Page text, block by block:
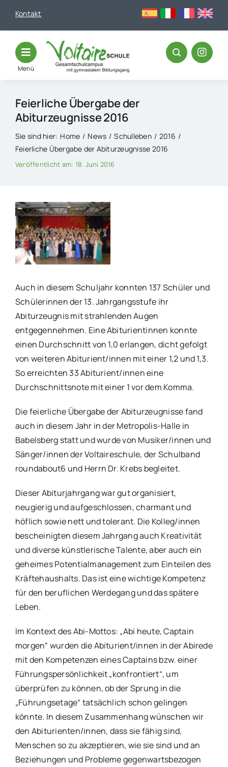
Kontakt
Menü
Feierliche Übergabe der
Abiturzeugnisse 2016
Sie sind hier: Home News Schulleben
2016
Feierliche Übergabe der Abiturzeugnisse 2016
Veröffentlicht am: 18. Juni 2016
Auch in diesem Schuljahr konnten 137 Schüler und
Schülerinnen der 13. Jahrgangsstufe ihr
Abiturzeugnis mit strahlenden Augen
entgegennehmen. Eine Abiturientinnen konnte
einen Durchschnitt von 1,0 erlangen, dicht gefolgt
von weiteren Abiturient/innen mit einer 1,2 und 1,3.
So erreichten 33 Abiturient/innen eine
Durchschnittsnote mit einer 1 vor dem Komma.
Die feierliche Übergabe der Abiturzeugnisse fand
auch in diesem Jahr in der Metropolis-Halle in
Babelsberg statt und wurde von Musiker/innen und
Sänger/innen der Voltaireschule, der Schulband
roundabout6 und Herrn Dr. Krebs begleitet.
Dieser Abiturjahrgang war gut organisiert,
neugierig und aufgeschlossen, charmant und
höflich sowie nett und tolerant. Die Kolleg/innen
bescheinigten diesem Jahrgang auch Kreativität
und diverse künstlerische Talente, aber auch ein
geheimes Potentialmanagement zum Einteilen des
Kräftehaushalts. Das ist eine wichtige Kompetenz
für den beruflichen Werdegang und das spätere
Leben.
Im Kontext des Abi-Mottos: „Abi heute, Captain
morgen“ wurden die Abiturient/innen in der Abirede
mit den Kompetenzen eines Captains bzw. einer
Führungspersönlichkeit „konfrontiert“, um
überprüfen zu können, ob der Sprung in die
„Führungsetage“ tatsächlich schon gelingen
könnte. In diesem Zusammenhang wünschen wir
den Abiturienten/innen, dass sie fähig sind,
Menschen so zu akzeptieren, wie sie sind und an
Beziehungen und Probleme gegenwartsbezogen